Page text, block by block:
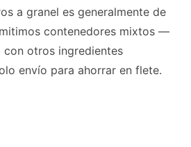
a granel es generalmente de
contenedores mixtos —
otros ingredientes
envío para ahorrar en flete.